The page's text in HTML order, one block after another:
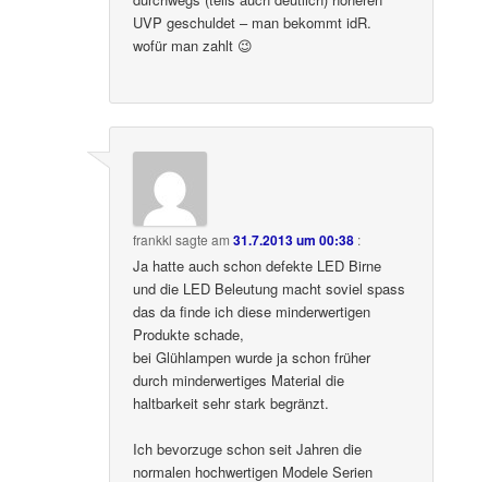
UVP geschuldet – man bekommt idR.
wofür man zahlt 😉
frankkl sagte am31.7.2013 um 00:38 :
Ja hatte auch schon defekte LED Birne
und die LED Beleutung macht soviel spass
das da finde ich diese minderwertigen
Produkte schade,
bei Glühlampen wurde ja schon früher
durch minderwertiges Material die
haltbarkeit sehr stark begränzt.
Ich bevorzuge schon seit Jahren die
normalen hochwertigen Modele Serien